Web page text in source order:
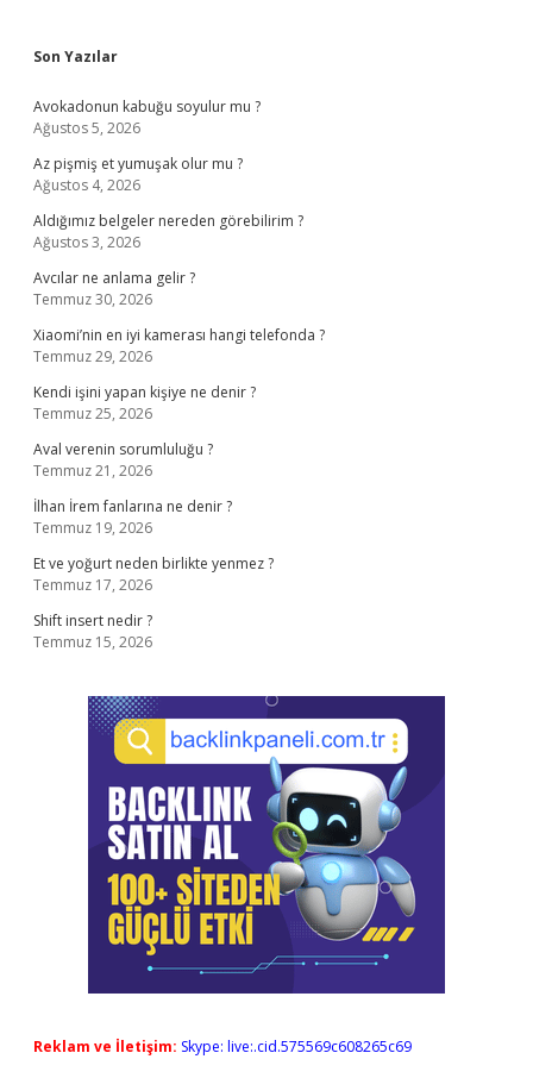
Sidebar
Son Yazılar
Avokadonun kabuğu soyulur mu ?
Ağustos 5, 2026
Az pişmiş et yumuşak olur mu ?
Ağustos 4, 2026
Aldığımız belgeler nereden görebilirim ?
Ağustos 3, 2026
Avcılar ne anlama gelir ?
Temmuz 30, 2026
Xiaomi’nin en iyi kamerası hangi telefonda ?
Temmuz 29, 2026
Kendi işini yapan kişiye ne denir ?
Temmuz 25, 2026
Aval verenin sorumluluğu ?
Temmuz 21, 2026
İlhan İrem fanlarına ne denir ?
Temmuz 19, 2026
Et ve yoğurt neden birlikte yenmez ?
Temmuz 17, 2026
Shift insert nedir ?
Temmuz 15, 2026
Reklam ve İletişim: Skype: live:.cid.575569c608265c69